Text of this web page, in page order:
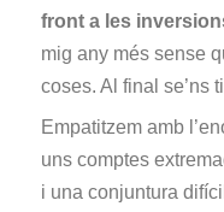
front a les
mig any més sense
coses. Al final se’ns
Empatitzem amb
uns comptes
i una conjuntura